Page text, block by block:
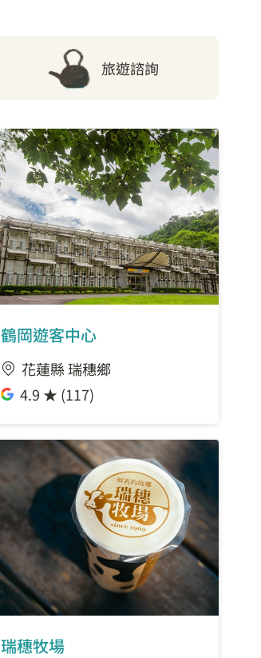
旅遊諮詢
鶴岡遊客中心
花蓮縣 瑞穗鄉
4.9 ★ (117)
瑞穗牧場